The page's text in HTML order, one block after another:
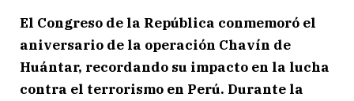
El Congreso de la República conmemoró el
aniversario de la operación Chavín de
Huántar, recordando su impacto en la lucha
contra el terrorismo en Perú. Durante la